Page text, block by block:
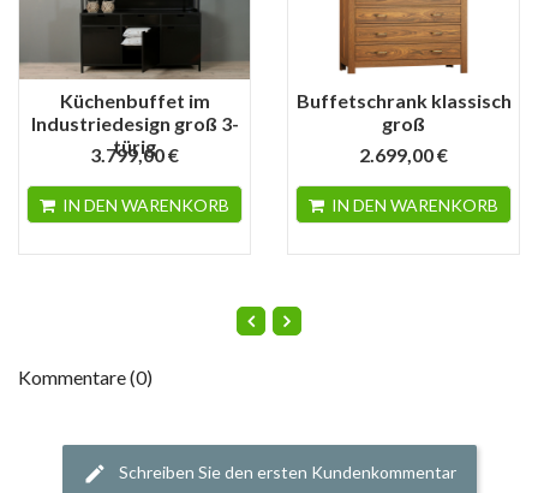
Küchenbuffet im
Industriedesign groß 3-
türig
3.799,00 €
IN DEN WARENKORB
Buffetschrank klassisch
groß
2.699,00 €
IN DEN WARENKORB
Kommentare (0)
Schreiben Sie den ersten Kundenkommentar